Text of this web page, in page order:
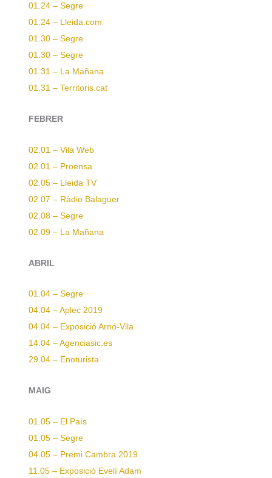
01.24 – Segre
01.24 – Lleida.com
01.30 – Segre
01.30 – Segre
01.31 – La Mañana
01.31 – Territoris.cat
FEBRER
02.01 – Vila Web
02.01 – Proensa
02.05 – Lleida TV
02.07 – Ràdio Balaguer
02.08 – Segre
02.09 – La Mañana
ABRIL
01.04 – Segre
04.04 – Aplec 2019
04.04 – Exposició Arnó-Vila
14.04 – Agenciasic.es
29.04 – Enoturista
MAIG
01.05 – El País
01.05 – Segre
04.05 – Premi Cambra 2019
11.05 – Exposició Evelí Adam